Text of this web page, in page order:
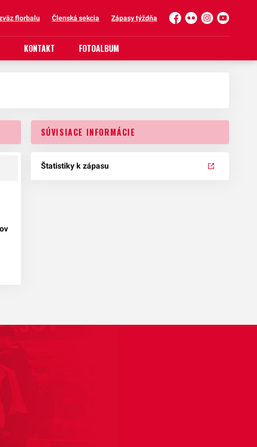
florbalu Členská sekcia Zápasy týždňa
Facebook
FlickrInstagramYouTube
KONTAKT FOTOALBUM
SÚVISIACE INFORMÁCIE
Štatistiky k zápasu